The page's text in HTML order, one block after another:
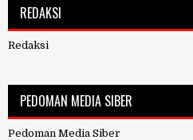
REDAKSI
Redaksi
PEDOMAN MEDIA SIBER
Pedoman Media Siber